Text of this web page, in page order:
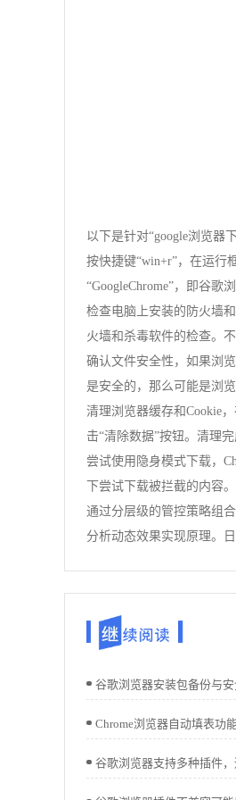
以下是针对“google浏览器
按快捷键“win+r”，在运行
“GoogleChrome”，即谷歌
检查电脑上安装的防火墙
火墙和杀毒软件的检查。
确认文件安全性，如果浏
是安全的，那么可能是浏
清理浏览器缓存和Cookie
击“清除数据”按钮。清理
尝试使用隐身模式下载，
下尝试下载被拦截的内容
通过分层级的管控策略组
分析动态效果实现原理。